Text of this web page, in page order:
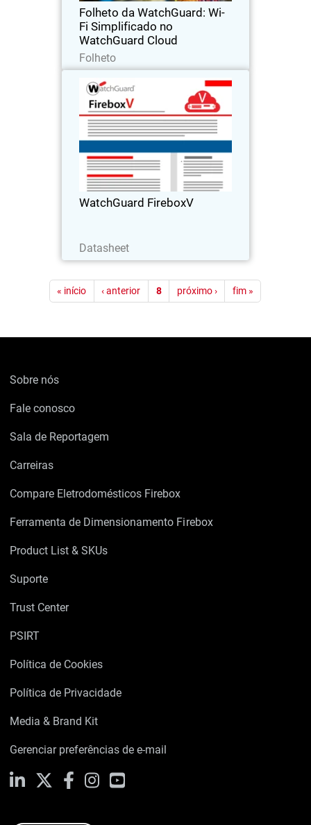
Folheto da WatchGuard: Wi-
Fi Simplificado no
WatchGuard Cloud
Folheto
gerenciamento centralizado no
WatchGuard Cloud.
Baixe agora
WatchGuard FireboxV
Datasheet
WatchGuard FireboxV
Segurança real para um mundo
virtualizado
Paginação
« início ‹ anterior 8 próximo › fim »
Sobre nós
Fale conosco
Sala de Reportagem
Carreiras
Compare Eletrodomésticos Firebox
Ferramenta de Dimensionamento Firebox
Product List & SKUs
Suporte
Trust Center
PSIRT
Política de Cookies
Política de Privacidade
Media & Brand Kit
Gerenciar preferências de e-mail
LinkedIn FacebookInstagram